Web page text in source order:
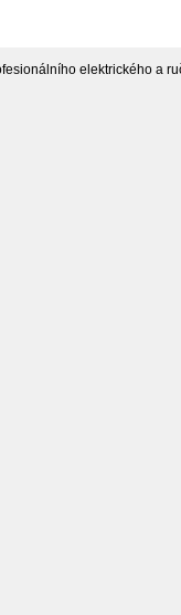
elektrického a